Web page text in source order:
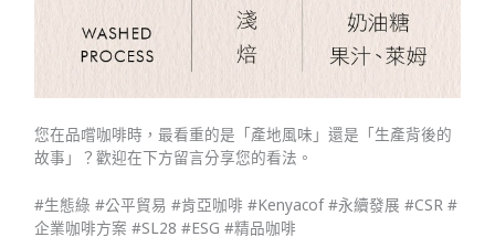
您在品嚐咖啡時，最看重的是「產地風味」還是「生產背後的
故事」？歡迎在下方留言分享您的看法。
#生態綠 #公平貿易 #肯亞咖啡 #Kenyacof #永續發展 #CSR #
企業咖啡方案 #SL28 #ESG #精品咖啡